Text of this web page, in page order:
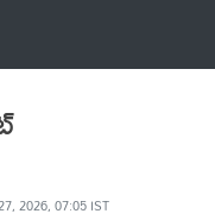
2026, 07:05 IST